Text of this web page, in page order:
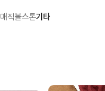
매직볼스톤기타